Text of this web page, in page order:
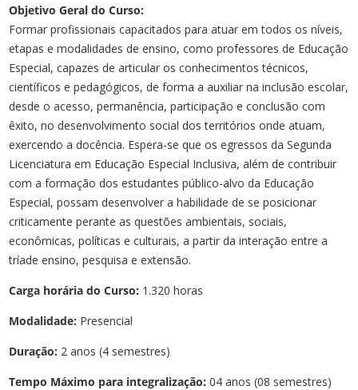
Objetivo Geral do Curso:
Formar profissionais capacitados para atuar em todos os níveis,
etapas e modalidades de ensino, como professores de Educação
Especial, capazes de articular os conhecimentos técnicos,
científicos e pedagógicos, de forma a auxiliar na inclusão escolar,
desde o acesso, permanência, participação e conclusão com
êxito, no desenvolvimento social dos territórios onde atuam,
exercendo a docência. Espera-se que os egressos da Segunda
Licenciatura em Educação Especial Inclusiva, além de contribuir
com a formação dos estudantes público-alvo da Educação
Especial, possam desenvolver a habilidade de se posicionar
criticamente perante as questões ambientais, sociais,
econômicas, políticas e culturais, a partir da interação entre a
tríade ensino, pesquisa e extensão.
Carga horária do Curso: 1.320 horas
Modalidade: Presencial
Duração: 2 anos (4 semestres)
Tempo Máximo para integralização: 04 anos (08 semestres)